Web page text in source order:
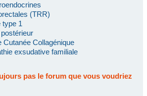
(TRR)
type 1
Cutanée Collagénique
exsudative familiale
pas le forum que vous voudriez